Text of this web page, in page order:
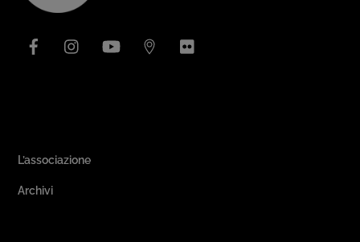
YouTube
L’associazione
Archivi